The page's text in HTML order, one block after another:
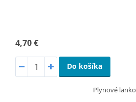
4,70 €
Do košíka
Plynové lanko